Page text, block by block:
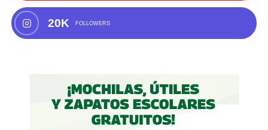
20K FOLLOWERS